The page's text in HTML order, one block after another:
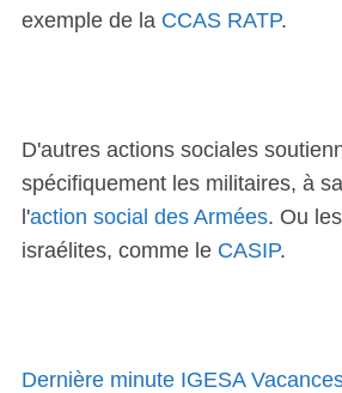
exemple de la CCAS RATP.
D'autres actions sociales
spécifiquement les militaires, à
l'action social des Armées. Ou les
israélites, comme le CASIP.
Dernière minute IGESA